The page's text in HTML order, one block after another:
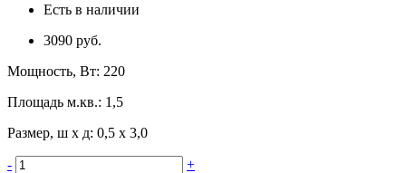
Есть в наличии
3090 руб.
Мощность, Вт: 220
Площадь м.кв.: 1,5
Размер, ш х д: 0,5 х 3,0
-
+